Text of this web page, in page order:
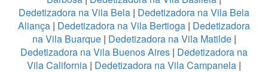
Dedetizadora na Vila Bela | Dedetizadora na Vila Bela
Aliança | Dedetizadora na Vila Bertioga | Dedetizadora
na Vila Buarque| Dedetizadora na Vila Matilde|
Dedetizadora na Vila Buenos Aires | Dedetizadora na
Vila California | Dedetizadora na Vila Campanela |